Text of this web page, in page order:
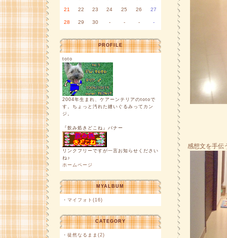
21 22 23 24 25 26 27
28 29 30 - - - -
PROFILE
toto
2004年生まれ、ケアーンテリアのtotoで
す。ちょっと汚れた縫いぐるみってカン
ジ。
『飲み処きどこね』バナー
リンクフリーですが一言お知らせください
ね♪
ホームページ
MYALBUM
・ マイフォト(16)
CATEGORY
・ 徒然なるまま(2)
感想文を手伝